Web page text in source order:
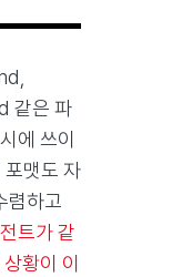
같은 파
에 쓰이
포맷도 자
렴하고
트가 같
황이 이